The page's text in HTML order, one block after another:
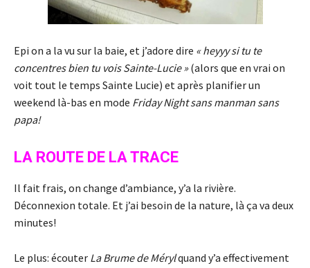
Epi on a la vu sur la baie, et j’adore dire « heyyy si tu te
concentres bien tu vois Sainte-Lucie »(alors que en vrai on
voit tout le temps Sainte Lucie) et après planifier un
weekend là-bas en mode Friday Night sans manman sans
papa!
LA ROUTE DE LA TRACE
Il fait frais, on change d’ambiance, y’a la rivière.
Déconnexion totale. Et j’ai besoin de la nature, là ça va deux
minutes!
Le plus: écouter La Brume de Mérylquand y’a effectivement